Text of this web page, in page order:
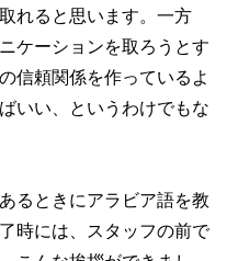
れると思います。一方
ケーションを取ろうとす
信頼関係を作っているよ
いい、というわけでもな
るときにアラビア語を教
時には、スタッフの前で